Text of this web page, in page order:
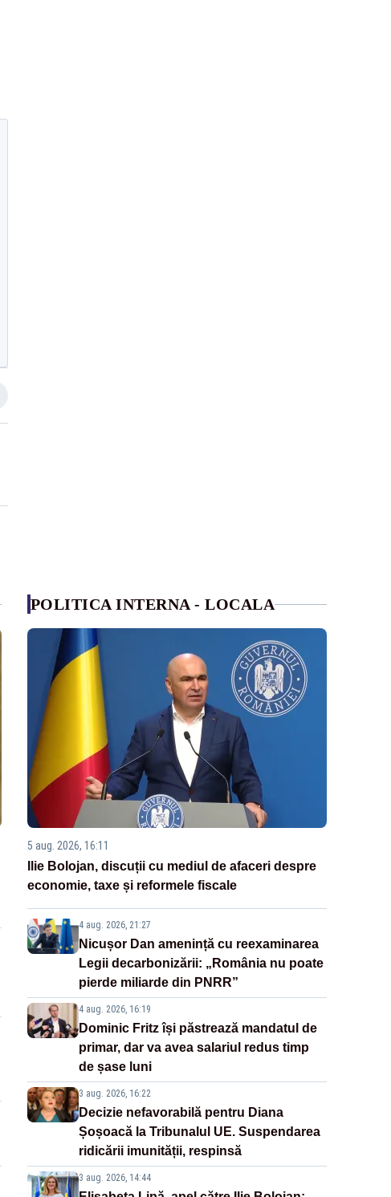
POLITICA INTERNA - LOCALA
5 aug. 2026, 16:11
Ilie Bolojan, discuții cu mediul de afaceri despre
economie, taxe și reformele fiscale
4 aug. 2026, 21:27
Nicușor Dan amenință cu reexaminarea
Legii decarbonizării: „România nu poate
pierde miliarde din PNRR”
4 aug. 2026, 16:19
Dominic Fritz își păstrează mandatul de
primar, dar va avea salariul redus timp
de șase luni
3 aug. 2026, 16:22
Decizie nefavorabilă pentru Diana
Șoșoacă la Tribunalul UE. Suspendarea
ridicării imunității, respinsă
3 aug. 2026, 14:44